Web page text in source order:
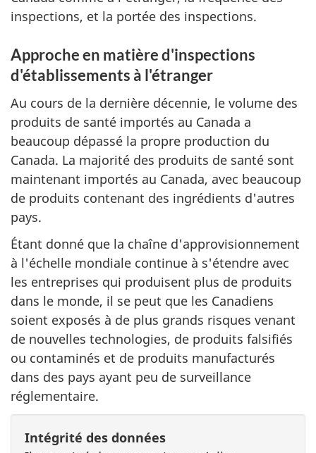
inspections, et la portée des inspections.
Approche en matière d'inspections
d'établissements à l'étranger
Au cours de la dernière décennie, le volume des
produits de santé importés au Canada a
beaucoup dépassé la propre production du
Canada. La majorité des produits de santé sont
maintenant importés au Canada, avec beaucoup
de produits contenant des ingrédients d'autres
pays.
Étant donné que la chaîne d'approvisionnement
à l'échelle mondiale continue à s'étendre avec
les entreprises qui produisent plus de produits
dans le monde, il se peut que les Canadiens
soient exposés à de plus grands risques venant
de nouvelles technologies, de produits falsifiés
ou contaminés et de produits manufacturés
dans des pays ayant peu de surveillance
réglementaire.
Intégrité des données